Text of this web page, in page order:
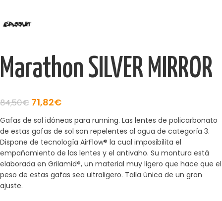
Marathon SILVER MIRROR
84,50€ 71,82€
Gafas de sol idóneas para running. Las lentes de policarbonato
de estas gafas de sol son repelentes al agua de categoría 3.
Dispone de tecnología AirFlow® la cual imposibilita el
empañamiento de las lentes y el antivaho. Su montura está
elaborada en Grilamid®, un material muy ligero que hace que el
peso de estas gafas sea ultraligero. Talla única de un gran
ajuste.